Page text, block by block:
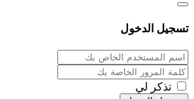
تسجيل الدخول
تذكر لي